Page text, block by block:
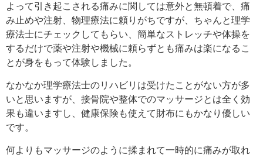
よって引き起こされる痛みに関しては意外と無頓着で、痛
み止めや注射、物理療法に頼りがちですが、ちゃんと理学
療法士にチェックしてもらい、簡単なストレッチや体操を
するだけで薬や注射や機械に頼らずとも痛みは楽になるこ
とが身をもって体験しました。
なかなか理学療法士のリハビリは受けたことがない方が多
いと思いますが、接骨院や整体でのマッサージとは全く効
果も違いますし、健康保険も使えて財布にもかなり優しい
です。
何よりもマッサージのように揉まれて一時的に痛みが取れ